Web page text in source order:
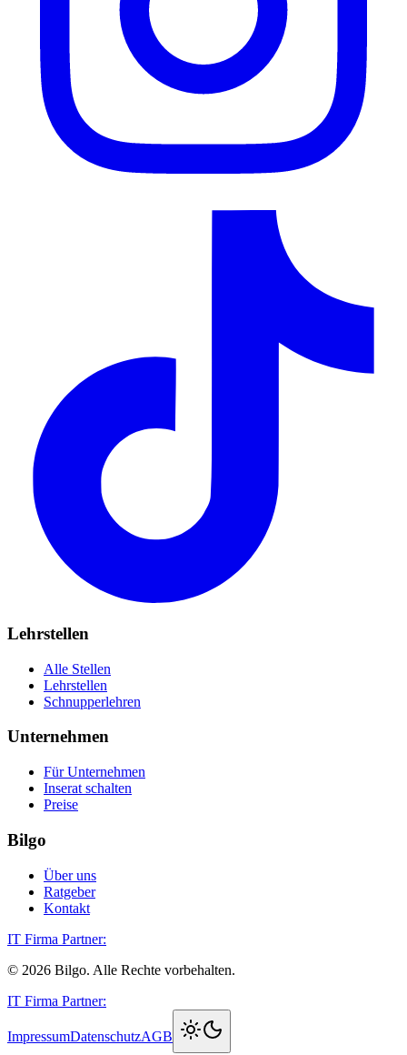
Lehrstellen
Alle Stellen
Lehrstellen
Schnupperlehren
Unternehmen
Für Unternehmen
Inserat schalten
Preise
Bilgo
Über uns
Ratgeber
Kontakt
IT Firma Partner:
© 2026 Bilgo. Alle Rechte vorbehalten.
IT Firma Partner:
ImpressumDatenschutzAGB